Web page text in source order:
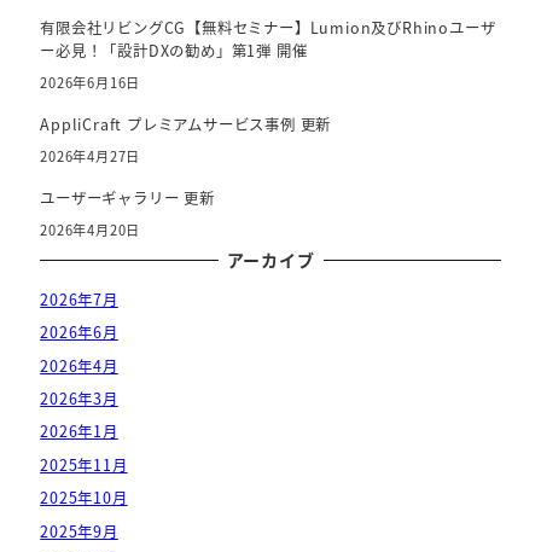
有限会社リビングCG【無料セミナー】Lumion及びRhinoユーザ
ー必見！「設計DXの勧め」第1弾 開催
2026年6月16日
AppliCraft プレミアムサービス事例 更新
2026年4月27日
ユーザーギャラリー 更新
2026年4月20日
アーカイブ
2026年7月
2026年6月
2026年4月
2026年3月
2026年1月
2025年11月
2025年10月
2025年9月